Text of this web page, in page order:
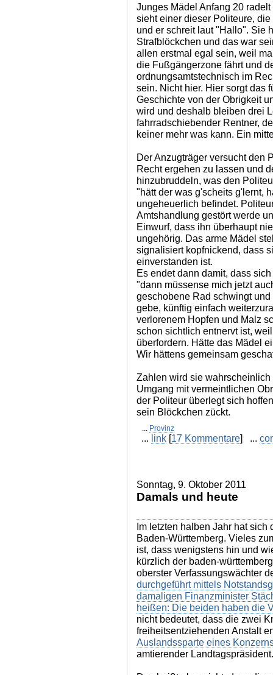
Junges Mädel Anfang 20
sieht einer dieser Politeure,
und er schreit laut "Hallo". Sie
Strafblöckchen und das war
allen erstmal egal sein, weil
die Fußgängerzone fährt und
ordnungsamtstechnisch im
sein. Nicht hier. Hier sorgt das
Geschichte von der Obrigkeit
wird und deshalb bleiben drei
fahrradschiebender Rentner,
keiner mehr was kann. Ein
Der Anzugträger versucht den
Recht ergehen zu lassen und
hinzubruddeln, was den
"hätt der was g'scheits g'lernt,
ungeheuerlich befindet.
Amtshandlung gestört werde
Einwurf, dass ihn überhaupt
ungehörig. Das arme Mädel
signalisiert kopfnickend, dass
einverstanden ist.
Es endet dann damit, dass
"dann müssense mich jetzt
geschobene Rad schwingt
gebe, künftig einfach
verlorenem Hopfen und Malz
schon sichtlich entnervt ist,
überfordern. Hätte das Mädel
Wir hättens gemeinsam
Zahlen wird sie
Umgang mit vermeintlichen
der Politeur überlegt sich
sein Blöckchen zückt.
... Provinz
... link [17 Kommentare] ...
Sonntag, 9. Oktober 2011
Damals und heute
Im letzten halben Jahr hat
Baden-Württemberg. Vieles
ist, dass wenigstens hin und
kürzlich der baden-
oberster Verfassungswächter
durchgeführt mittels
damaligen Finanzminister
heißen: Die beiden haben die
nicht bedeutet, dass die zwei
freiheitsentziehenden Anstalt
Auslandssparte eines
amtierender Landtagspräsident.